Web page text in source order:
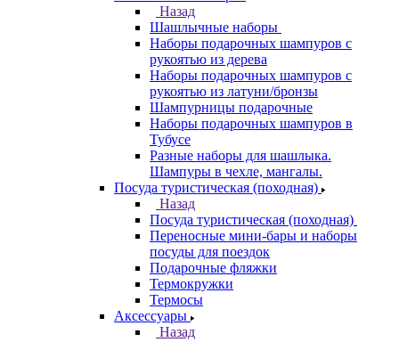
Назад
Шашлычные наборы
Наборы подарочных шампуров с
рукоятью из дерева
Наборы подарочных шампуров с
рукоятью из латуни/бронзы
Шампурницы подарочные
Наборы подарочных шампуров в
Тубусе
Разные наборы для шашлыка.
Шампуры в чехле, мангалы.
Посуда туристическая (походная)
Назад
Посуда туристическая (походная)
Переносные мини-бары и наборы
посуды для поездок
Подарочные фляжки
Термокружки
Термосы
Аксессуары
Назад